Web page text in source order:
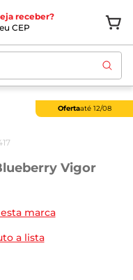
receber?
CEP
Ofertaaté 12/08
Vigor
marca
a lista